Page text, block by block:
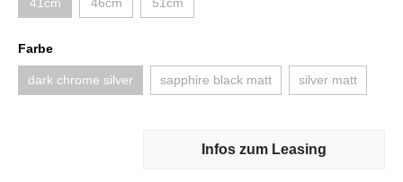
Farbe
dark chrome silver sapphire black matt silver matt
Infos zum Leasing